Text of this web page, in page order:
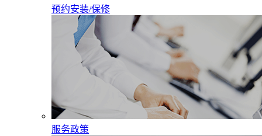
预约安装/保修
服务政策